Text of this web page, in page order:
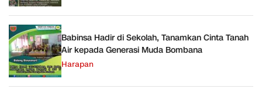
Babinsa Hadir di Sekolah, Tanamkan Cinta Tanah
Air kepada Generasi Muda Bombana
Harapan